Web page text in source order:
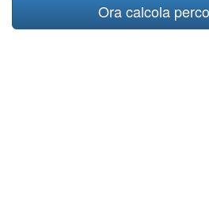
Ora calcola